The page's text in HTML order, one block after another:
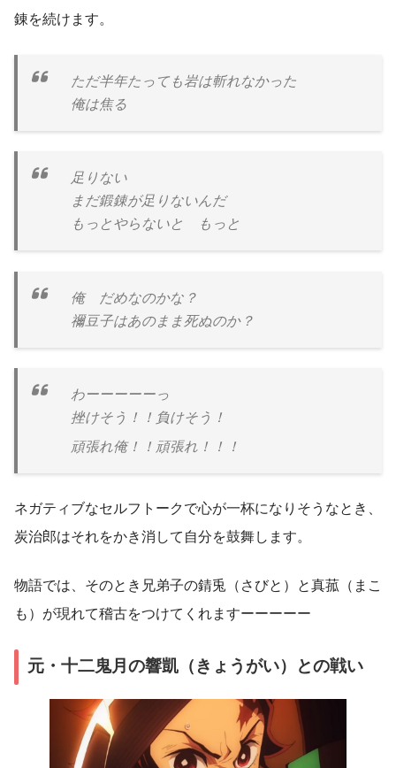
錬を続けます。
ただ半年たっても岩は斬れなかった
俺は焦る
足りない
まだ鍛錬が足りないんだ
もっとやらないと もっと
俺 だめなのかな？
禰豆子はあのまま死ぬのか？
わーーーーーっ
挫けそう！！負けそう！
頑張れ俺！！頑張れ！！！
ネガティブなセルフトークで心が一杯になりそうなとき、
炭治郎はそれをかき消して自分を鼓舞します。
物語では、そのとき兄弟子の錆兎（さびと）と真菰（まこ
も）が現れて稽古をつけてくれますーーーーー
元・十二鬼月の響凱（きょうがい）との戦い